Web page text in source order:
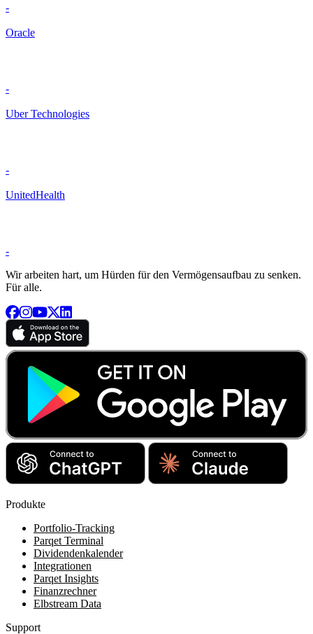
-
Oracle
-
Uber Technologies
-
UnitedHealth
-
Wir arbeiten hart, um Hürden für den Vermögensaufbau zu senken.
Für alle.
Produkte
Portfolio-Tracking
Parqet Terminal
Dividendenkalender
Integrationen
Parqet Insights
Finanzrechner
Elbstream Data
Support